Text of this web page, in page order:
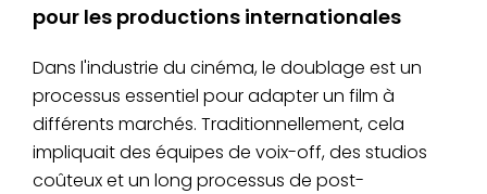
pour les productions internationales
Dans l'industrie du cinéma, le doublage est un
processus essentiel pour adapter un film à
différents marchés. Traditionnellement, cela
impliquait des équipes de voix-off, des studios
coûteux et un long processus de post-